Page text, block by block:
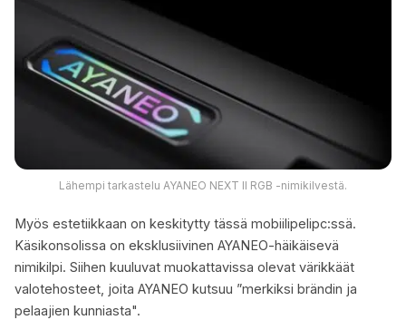
Lähempi tarkastelu AYANEO NEXT II RGB -nimikilvestä.
Myös estetiikkaan on keskitytty tässä mobiilipelipc:ssä.
Käsikonsolissa on eksklusiivinen AYANEO-häikäisevä
nimikilpi. Siihen kuuluvat muokattavissa olevat värikkäät
valotehosteet, joita AYANEO kutsuu ”merkiksi brändin ja
pelaajien kunniasta".